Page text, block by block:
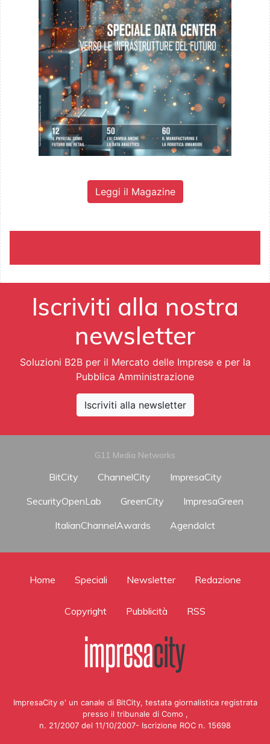
Leggi il Magazine
Iscriviti alla nostra
newsletter
Soluzioni B2B per il Mercato delle Imprese e per la
Pubblica Amministrazione
Iscriviti alla newsletter
G11 Media Networks
BitCity ChannelCity
ImpresaCity
SecurityOpenLab
GreenCity
ImpresaGreen
ItalianChannelAwards
AgendaIct
Home Speciali Newsletter Redazione
Copyright Pubblicità RSS
ImpresaCity e' un canale di BitCity, testata giornalistica registrata
presso il tribunale di Como ,
n. 21/2007 del 11/10/2007- Iscrizione ROC n. 15698